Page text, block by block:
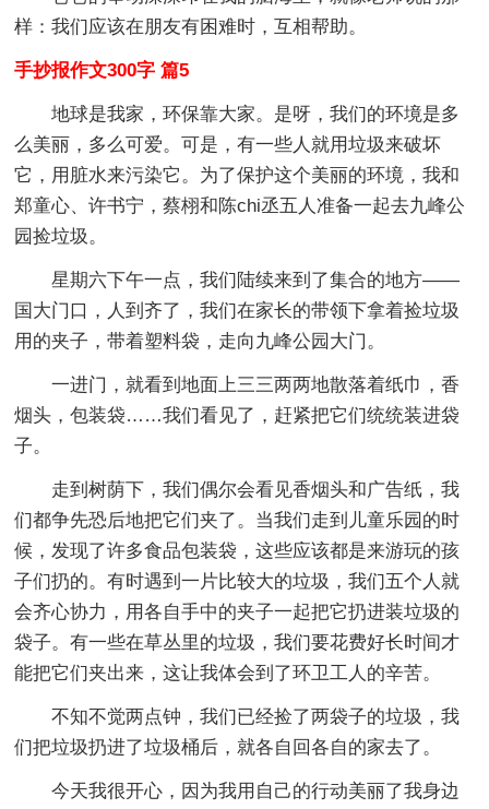
样：我们应该在朋友有困难时，互相帮助。
手抄报作文300字 篇5
地球是我家，环保靠大家。是呀，我们的环境是多
么美丽，多么可爱。可是，有一些人就用垃圾来破坏
它，用脏水来污染它。为了保护这个美丽的环境，我和
郑童心、许书宁，蔡栩和陈chi丞五人准备一起去九峰公
园捡垃圾。
星期六下午一点，我们陆续来到了集合的地方——
国大门口，人到齐了，我们在家长的带领下拿着捡垃圾
用的夹子，带着塑料袋，走向九峰公园大门。
一进门，就看到地面上三三两两地散落着纸巾，香
烟头，包装袋……我们看见了，赶紧把它们统统装进袋
子。
走到树荫下，我们偶尔会看见香烟头和广告纸，我
们都争先恐后地把它们夹了。当我们走到儿童乐园的时
候，发现了许多食品包装袋，这些应该都是来游玩的孩
子们扔的。有时遇到一片比较大的垃圾，我们五个人就
会齐心协力，用各自手中的夹子一起把它扔进装垃圾的
袋子。有一些在草丛里的垃圾，我们要花费好长时间才
能把它们夹出来，这让我体会到了环卫工人的辛苦。
不知不觉两点钟，我们已经捡了两袋子的垃圾，我
们把垃圾扔进了垃圾桶后，就各自回各自的家去了。
今天我很开心，因为我用自己的行动美丽了我身边